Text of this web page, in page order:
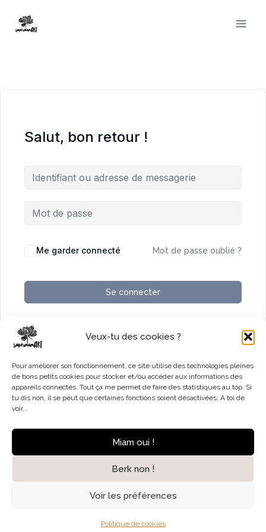
Veux-tu des cookies ?
Pour améliorer son fonctionnement, ce site utilise des technologies pleines
de bons petits cookies pour stocker et/ou accéder aux informations des
appareils connectés. Tout ça me permet de faire des statistiques au top. Si
tu dis non, il se peut que certaines fonctions soient désactivées. A toi de
voir...
Miam oui !
Berk non !
Voir les préférences
Politique de cookies
Salut, bon retour !
Me garder connecté Mot de passe oublié ?
Se connecter
Accueil Contact
Mentions légales
Politique de cookies (UE)
© 2026 SupermamART